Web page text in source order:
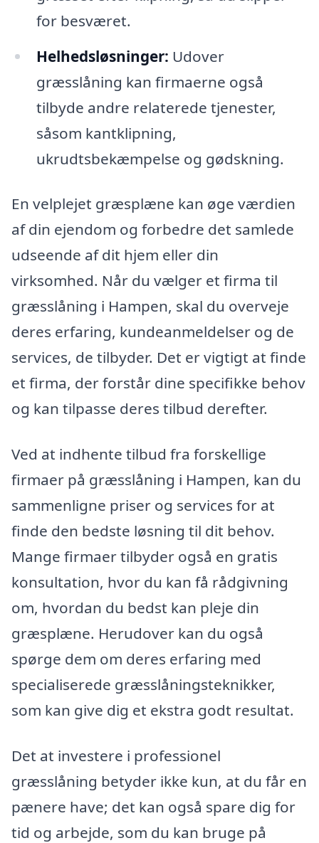
for besværet.
Helhedsløsninger: Udover
græsslåning kan firmaerne også
tilbyde andre relaterede tjenester,
såsom kantklipning,
ukrudtsbekæmpelse og gødskning.
En velplejet græsplæne kan øge værdien
af din ejendom og forbedre det samlede
udseende af dit hjem eller din
virksomhed. Når du vælger et firma til
græsslåning i Hampen, skal du overveje
deres erfaring, kundeanmeldelser og de
services, de tilbyder. Det er vigtigt at finde
et firma, der forstår dine specifikke behov
og kan tilpasse deres tilbud derefter.
Ved at indhente tilbud fra forskellige
firmaer på græsslåning i Hampen, kan du
sammenligne priser og services for at
finde den bedste løsning til dit behov.
Mange firmaer tilbyder også en gratis
konsultation, hvor du kan få rådgivning
om, hvordan du bedst kan pleje din
græsplæne. Herudover kan du også
spørge dem om deres erfaring med
specialiserede græsslåningsteknikker,
som kan give dig et ekstra godt resultat.
Det at investere i professionel
græsslåning betyder ikke kun, at du får en
pænere have; det kan også spare dig for
tid og arbejde, som du kan bruge på